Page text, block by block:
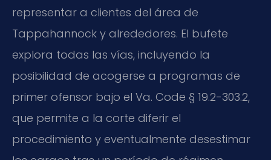
representar a clientes del área de
Tappahannock y alrededores. El bufete
explora todas las vías, incluyendo la
posibilidad de acogerse a programas de
primer ofensor bajo el Va. Code § 19.2-303.2,
que permite a la corte diferir el
procedimiento y eventualmente desestimar